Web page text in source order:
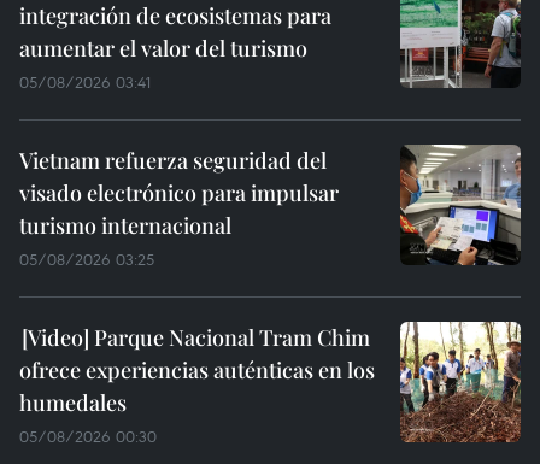
integración de ecosistemas para
aumentar el valor del turismo
05/08/2026 03:41
Vietnam refuerza seguridad del
visado electrónico para impulsar
turismo internacional
05/08/2026 03:25
Parque Nacional Tram Chim
ofrece experiencias auténticas en los
humedales
05/08/2026 00:30